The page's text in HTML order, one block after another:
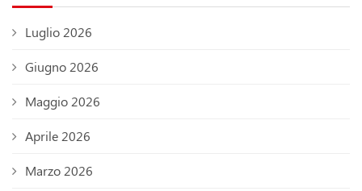
Luglio 2026
Giugno 2026
Maggio 2026
Aprile 2026
Marzo 2026